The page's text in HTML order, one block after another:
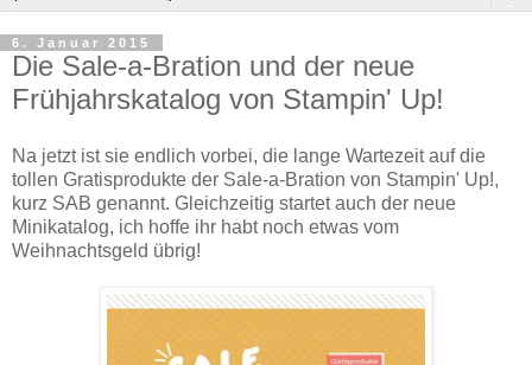
6. Januar 2015
Die Sale-a-Bration und der neue
Frühjahrskatalog von Stampin' Up!
Na jetzt ist sie endlich vorbei, die lange Wartezeit auf die
tollen Gratisprodukte der Sale-a-Bration von Stampin' Up!,
kurz SAB genannt. Gleichzeitig startet auch der neue
Minikatalog, ich hoffe ihr habt noch etwas vom
Weihnachtsgeld übrig!